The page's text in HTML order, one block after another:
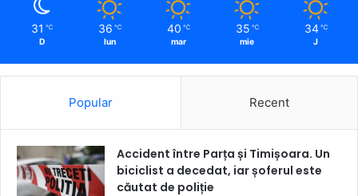
31 ℃
D
36 ℃
lun
40 ℃
mar
35 ℃
mie
34 ℃
J
Popular Recent
Accident între Parța și Timișoara. Un
biciclist a decedat, iar șoferul este
căutat de poliție